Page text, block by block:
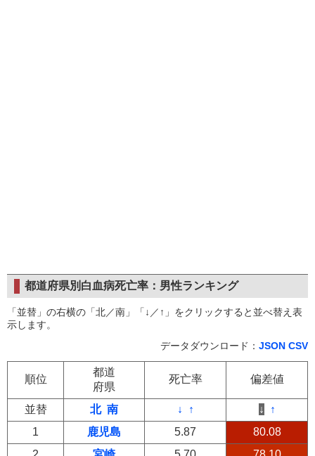
都道府県別白血病死亡率：男性ランキング
「並替」の右横の「北／南」「↓／↑」をクリックすると並べ替え表
示します。
データダウンロード： JSON CSV
順位
都道
府県
死亡率 偏差値
並替 北 南 ↓ ↑ ↓
↑
1
鹿児島 5.87
80.08